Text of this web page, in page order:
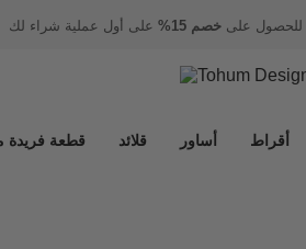
للحصول علىخصم 15% على أول عملية شراء لك
قطعة فريدة قلائد أساور أقراط